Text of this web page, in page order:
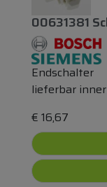
00631381
Endschalter
lieferbar
€ 16,67